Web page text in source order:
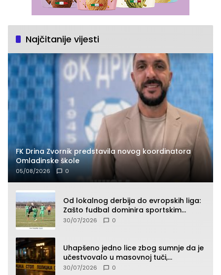
Najčitanije vijesti
FK Drina Zvornik predstavila novog koordinatora
Omladinske škole
05/08/2026 0
Od lokalnog derbija do evropskih liga:
Zašto fudbal dominira sportskim
klađenjem
30/07/2026 0
Uhapšeno jedno lice zbog sumnje da je
učestvovalo u masovnoj tuči,
maloljetnik zadobio povrede
30/07/2026 0